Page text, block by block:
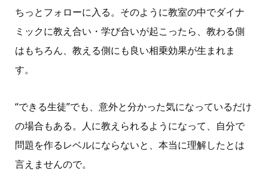
ちっとフォローに入る。そのように教室の中でダイナ
ミックに教え合い・学び合いが起こったら、教わる側
はもちろん、教える側にも良い相乗効果が生まれま
す。
“できる生徒”でも、意外と分かった気になっているだけ
の場合もある。人に教えられるようになって、自分で
問題を作るレベルにならないと、本当に理解したとは
言えませんので。